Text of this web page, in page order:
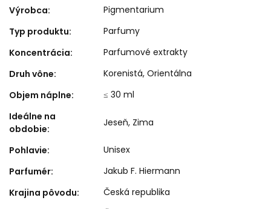
Výrobca:
Pigmentarium
Typ produktu:
Parfumy
Koncentrácia:
Parfumové extrakty
Druh vône: Korenistá, Orientálna
Objem náplne:
≤ 30 ml
Ideálne na
obdobie:
Jeseň, Zima
Pohlavie:
Unisex
Parfumér:
Jakub F. Hiermann
Krajina pôvodu:
Česká republika